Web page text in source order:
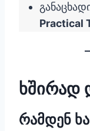
Practical
ხშირად
რამდენ